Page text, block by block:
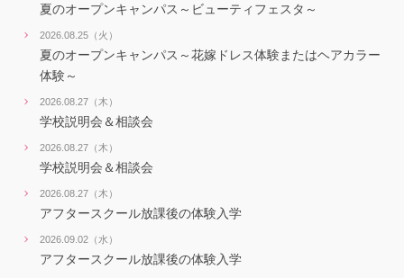
夏のオープンキャンパス～ビューティフェスタ～
2026.08.25（火）
夏のオープンキャンパス～花嫁ドレス体験またはヘアカラー
体験～
2026.08.27（木）
学校説明会＆相談会
2026.08.27（木）
学校説明会＆相談会
2026.08.27（木）
アフタースクール放課後の体験入学
2026.09.02（水）
アフタースクール放課後の体験入学